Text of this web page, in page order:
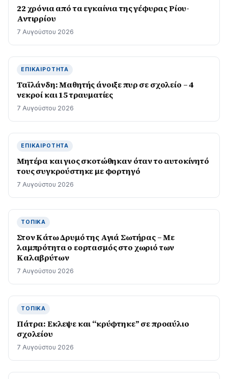
22 χρόνια από τα εγκαίνια της γέφυρας Ρίου-
Αντιρρίου
7 Αυγούστου 2026
ΕΠΙΚΑΙΡΌΤΗΤΑ
Ταϊλάνδη: Μαθητής άνοιξε πυρ σε σχολείο – 4
νεκροί και 15 τραυματίες
7 Αυγούστου 2026
ΕΠΙΚΑΙΡΌΤΗΤΑ
Μητέρα και γιος σκοτώθηκαν όταν το αυτοκίνητό
τους συγκρούστηκε με φορτηγό
7 Αυγούστου 2026
ΤΟΠΙΚΆ
Στον Κάτω Δρυμό της Αγιά Σωτήρας – Με
λαμπρότητα ο εορτασμός στο χωριό των
Καλαβρύτων
7 Αυγούστου 2026
ΤΟΠΙΚΆ
Πάτρα: Εκλεψε και “κρύφτηκε” σε προαύλιο
σχολείου
7 Αυγούστου 2026